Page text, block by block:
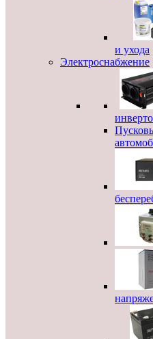
и ухода
Электроснабжение